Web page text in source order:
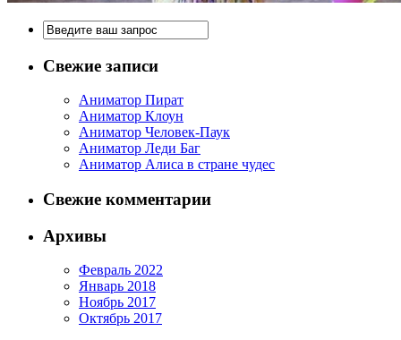
Свежие записи
Аниматор Пират
Аниматор Клоун
Аниматор Человек-Паук
Аниматор Леди Баг
Аниматор Алиса в стране чудес
Свежие комментарии
Архивы
Февраль 2022
Январь 2018
Ноябрь 2017
Октябрь 2017